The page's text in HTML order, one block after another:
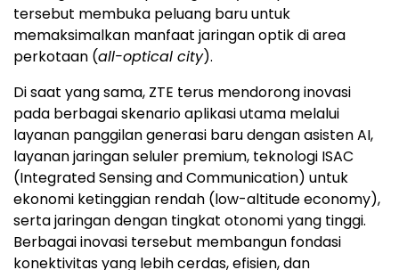
tersebut membuka peluang baru untuk
memaksimalkan manfaat jaringan optik di area
perkotaan (all-optical city).
Di saat yang sama, ZTE terus mendorong inovasi
pada berbagai skenario aplikasi utama melalui
layanan panggilan generasi baru dengan asisten AI,
layanan jaringan seluler premium, teknologi ISAC
(Integrated Sensing and Communication) untuk
ekonomi ketinggian rendah (low-altitude economy),
serta jaringan dengan tingkat otonomi yang tinggi.
Berbagai inovasi tersebut membangun fondasi
konektivitas yang lebih cerdas, efisien, dan